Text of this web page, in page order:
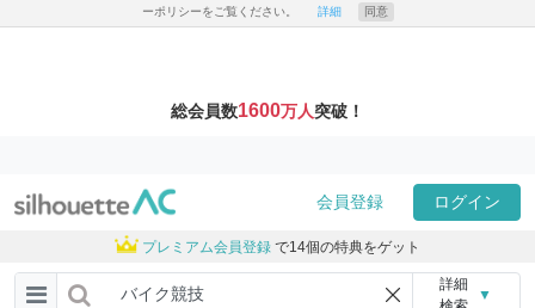
ーポリシーをご覧ください。 詳細 同意
総会員数1600万人突破！
会員登録 ログイン
プレミアム会員登録 で14個の特典をゲット
詳細
▼